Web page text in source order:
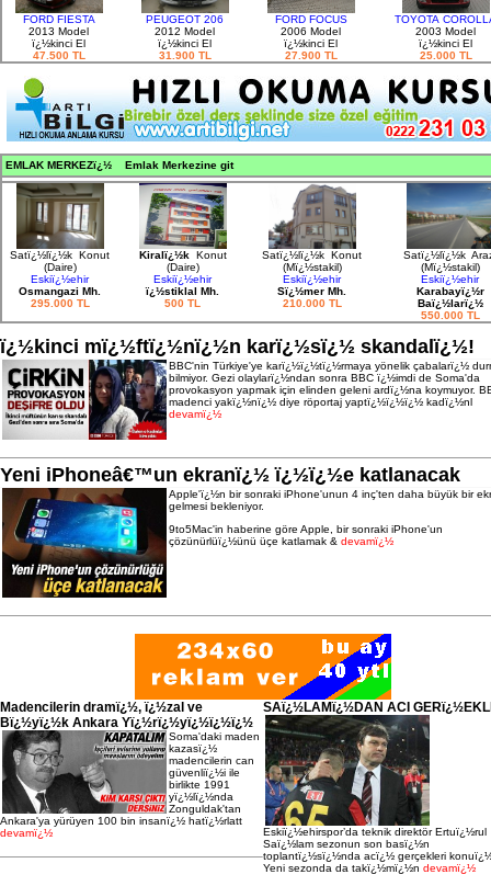
FORD FIESTA
2013 Model
ï¿½kinci El
47.500 TL
PEUGEOT 206
2012 Model
ï¿½kinci El
31.900 TL
FORD FOCUS
2006 Model
ï¿½kinci El
27.900 TL
TOYOTA
2003 Model
ï¿½kinci El
25.000 TL
EMLAK MERKEZï¿½ Emlak Merkezine git
Satï¿½lï¿½k Konut
(Daire)
Eskiï¿½ehir
Osmangazi Mh.
295.000 TL
Kiralï¿½kKonut
(Daire)
Eskiï¿½ehir
ï¿½stiklal Mh.
500 TL
Satï¿½lï¿½k Konut
(Mï¿½stakil)
Eskiï¿½ehir
Sï¿½mer Mh.
210.000 TL
Satï¿½lï¿½k
(Mï¿½stakil)
Eskiï¿½ehir
Karabayï¿½r
Baï¿½larï¿½
550.000 TL
ï¿½kinci mï¿½ftï¿½nï¿½n karï¿½sï¿½ skandalï¿½!
BBC'nin Türkiye'ye karï¿½ï¿½tï¿½rmaya yönelik çabalarï¿½
bilmiyor. Gezi olaylarï¿½ndan sonra BBC ï¿½imdi de Soma'da
provokasyon yapmak için elinden geleni ardï¿½na koymuyor.
madenci yakï¿½nï¿½ diye röportaj yaptï¿½ï¿½ï¿½ kadï¿½nl
devamï¿½
Yeni iPhoneâ€™un ekranï¿½ ï¿½ï¿½e katlanacak
Apple'ï¿½n bir sonraki iPhone'unun 4 inç'ten daha büyük bir
gelmesi bekleniyor.
9to5Mac'in haberine göre Apple, bir sonraki iPhone'un
çözünürlüï¿½ünü üçe katlamak & devamï¿½
Madencilerin dramï¿½, ï¿½zal ve
Bï¿½yï¿½k Ankara Yï¿½rï¿½yï¿½ï¿½ï¿½
Soma'daki maden
kazasï¿½
madencilerin can
güvenliï¿½i ile
birlikte 1991
yï¿½lï¿½nda
Zonguldak'tan
Ankara'ya yürüyen 100 bin insanï¿½ hatï¿½rlatt
devamï¿½
SAï¿½LAMï¿½DAN ACI
Eskiï¿½ehirspor’da teknik direktör Ertuï¿½rul
Saï¿½lam sezonun son basï¿½n
toplantï¿½sï¿½nda acï¿½ gerçekleri
Yeni sezonda da takï¿½mï¿½n devamï¿½